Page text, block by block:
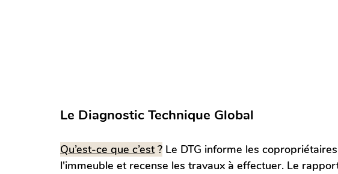
Le Diagnostic Technique Global
Qu’est-ce que c’est ? Le DTG informe les
l'immeuble et recense les travaux à effectuer. Le